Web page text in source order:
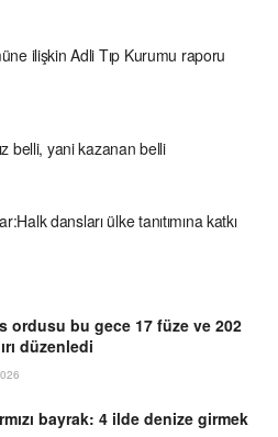
ilişkin Adli Tıp Kurumu raporu
belli, yani kazanan belli
dansları ülke tanıtımına katkı
ordusu bu gece 17 füze ve 202
düzenledi
bayrak: 4 ilde denize girmek